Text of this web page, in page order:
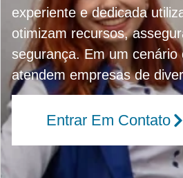
experiente e dedicada
otimizam recursos,
segurança. Em um
atendem empresas de
Entrar Em Contato